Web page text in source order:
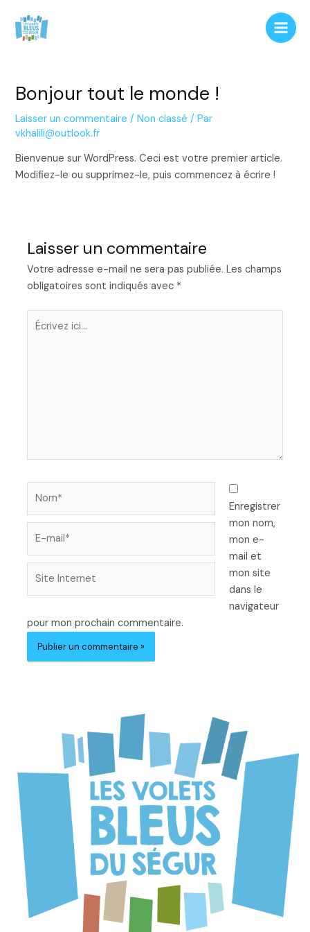
contenu
Main
Bonjour tout le monde !
Laisser un commentaire /Non classé / Par
vkhalili@outlook.fr
Bienvenue sur WordPress. Ceci est votre premier article.
Modifiez-le ou supprimez-le, puis commencez à écrire !
Laisser un commentaire
Votre adresse e-mail ne sera pas publiée. Les champs
obligatoires sont indiqués avec *
Écrivez
mail*
Internet
Enregistrer
mon nom,
mon e-
mail et
mon site
dans le
navigateur
pour mon prochain commentaire.